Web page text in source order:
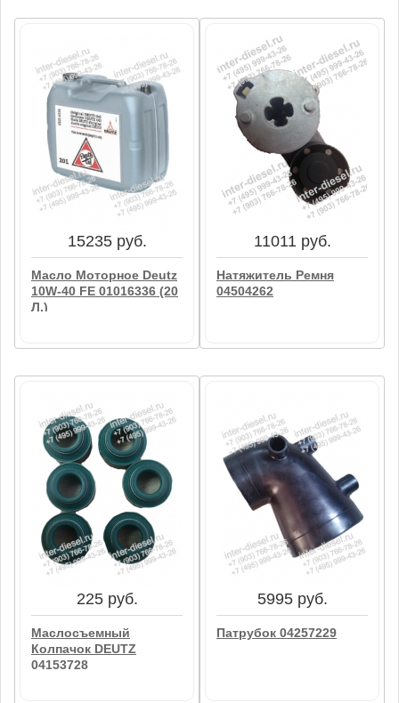
15235 руб.
Масло Моторное Deutz
10W-40 FE 01016336 (20
Л.)
15235 руб.
Масло Моторное Deutz
10W-40 FE 01016336 (20
Л.)
11011 руб.
Натяжитель Ремня
04504262
11011 руб.
Натяжитель Ремня
04504262
225 руб.
Маслосъемный
Колпачок DEUTZ
04153728
5995 руб.
Патрубок 04257229